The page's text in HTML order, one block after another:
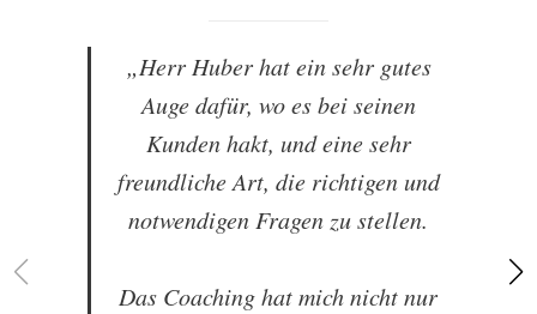
„Herr Huber hat ein sehr gutes
Auge dafür, wo es bei seinen
Kunden hakt, und eine sehr
freundliche Art, die richtigen und
notwendigen Fragen zu stellen.
Das Coaching hat mich nicht nur